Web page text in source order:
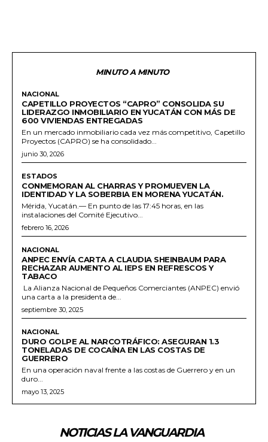
MINUTO A MINUTO
NACIONAL
CAPETILLO PROYECTOS “CAPRO” CONSOLIDA SU
LIDERAZGO INMOBILIARIO EN YUCATÁN CON MÁS DE
600 VIVIENDAS ENTREGADAS
En un mercado inmobiliario cada vez más competitivo, Capetillo
Proyectos (CAPRO) se ha consolidado...
junio 30, 2026
ESTADOS
CONMEMORAN AL CHARRAS Y PROMUEVEN LA
IDENTIDAD Y LA SOBERBIA EN MORENA YUCATÁN.
Mérida, Yucatán.— En punto de las 17:45 horas, en las
instalaciones del Comité Ejecutivo...
febrero 16, 2026
NACIONAL
ANPEC ENVÍA CARTA A CLAUDIA SHEINBAUM PARA
RECHAZAR AUMENTO AL IEPS EN REFRESCOS Y
TABACO
La Alianza Nacional de Pequeños Comerciantes (ANPEC) envió
una carta a la presidenta de...
septiembre 30, 2025
NACIONAL
DURO GOLPE AL NARCOTRÁFICO: ASEGURAN 1.3
TONELADAS DE COCAÍNA EN LAS COSTAS DE
GUERRERO
En una operación naval frente a las costas de Guerrero y en un
duro...
mayo 13, 2025
NOTICIAS LA VANGUARDIA